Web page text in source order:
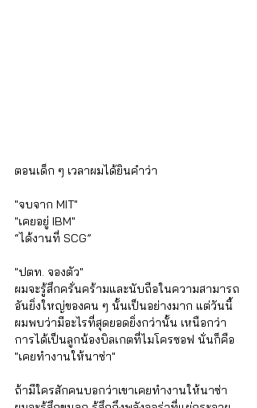
ตอนเด็ก ๆ เวลาผมได้ยินคำว่า
"จบจาก MIT"
"เคยอยู่ IBM"
“ได้งานที่ SCG”
"ปตท. จองตัว"
ผมจะรู้สึกครั่นคร้ามและนับถือในความสามารถ
อันยิ่งใหญ่ของคน ๆ นั้นเป็นอย่างมาก แต่วันนี้
ผมพบว่ามีอะไรที่สุดยอดยิ่งกว่านั้น เหนือกว่า
การได้เป็นลูกน้องบิลเกตที่ไมโครซอฟ นั่นก็คือ
"เคยทำงานให้นาซ่า"
ถ้ามีใครสักคนบอกว่าเขาเคยทำงานให้นาซ่า